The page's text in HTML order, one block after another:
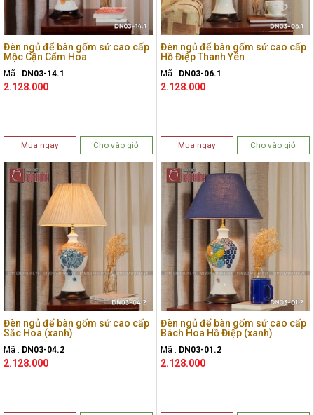
Đèn ngủ để bàn gốm sứ cao cấp
Mộc Cận Cẩm Hoa
Mã : DN03-14.1
2.128.000
Mua ngay Cho vào giỏ
Đèn ngủ để bàn gốm sứ cao cấp
Hồ Điệp Thanh Yên
Mã : DN03-06.1
2.128.000
Mua ngay Cho vào giỏ
Đèn ngủ để bàn gốm sứ cao cấp
Sắc Hoa (xanh)
Mã : DN03-04.2
2.128.000
Đèn ngủ để bàn gốm sứ cao cấp
Bách Hoa Hồ Điệp (xanh)
Mã : DN03-01.2
2.128.000